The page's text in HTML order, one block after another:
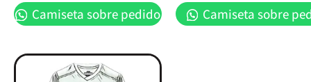
Camiseta sobre pedido Camiseta sobre